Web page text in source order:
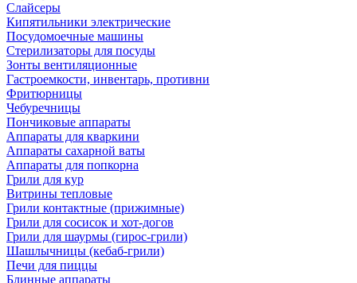
Слайсеры
Кипятильники электрические
Посудомоечные машины
Стерилизаторы для посуды
Зонты вентиляционные
Гастроемкости, инвентарь, противни
Фритюрницы
Чебуречницы
Пончиковые аппараты
Аппараты для кваркини
Аппараты сахарной ваты
Аппараты для попкорна
Грили для кур
Витрины тепловые
Грили контактные (прижимные)
Грили для сосисок и хот-догов
Грили для шаурмы (гирос-грили)
Шашлычницы (кебаб-грили)
Печи для пиццы
Блинные аппараты